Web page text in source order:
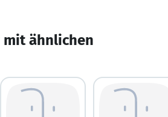
mit ähnlichen